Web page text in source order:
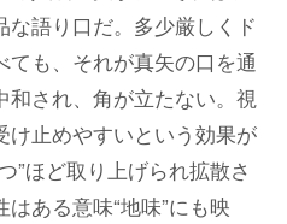
語り口だ。多少厳しくド
も、それが真矢の口を通
和され、角が立たない。視
止めやすいという効果が
”ほど取り上げられ拡散さ
ある意味“地味”にも映